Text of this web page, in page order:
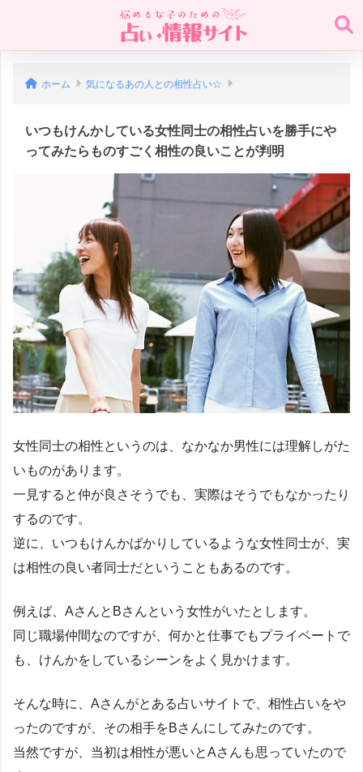
ホーム 気になるあの人との相性占い☆
いつもけんかしている女性同士の相性占いを勝手にや
ってみたらものすごく相性の良いことが判明
女性同士の相性というのは、なかなか男性には理解しがた
いものがあります。
一見すると仲が良さそうでも、実際はそうでもなかったり
するのです。
逆に、いつもけんかばかりしているような女性同士が、実
は相性の良い者同士だということもあるのです。
例えば、AさんとBさんという女性がいたとします。
同じ職場仲間なのですが、何かと仕事でもプライベートで
も、けんかをしているシーンをよく見かけます。
そんな時に、Aさんがとある占いサイトで、相性占いをや
ったのですが、その相手をBさんにしてみたのです。
当然ですが、当初は相性が悪いとAさんも思っていたので